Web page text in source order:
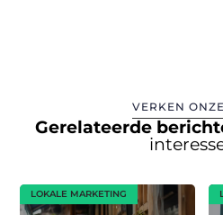
VERKEN
Gerelateerde
LOKALE MARKETING